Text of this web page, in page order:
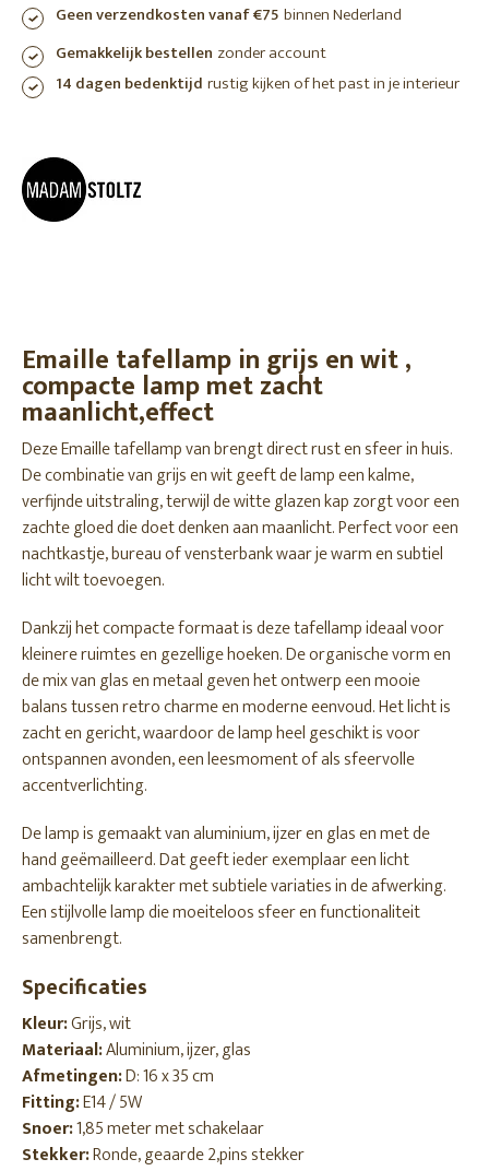
Geen verzendkosten vanaf €75 binnen Nederland
Gemakkelijk bestellen zonder account
14 dagen bedenktijd rustig kijken of het past in je interieur
Emaille tafellamp in grijs en wit ,
compacte lamp met zacht
maanlicht,effect
Deze Emaille tafellamp van brengt direct rust en sfeer in huis.
De combinatie van grijs en wit geeft de lamp een kalme,
verfijnde uitstraling, terwijl de witte glazen kap zorgt voor een
zachte gloed die doet denken aan maanlicht. Perfect voor een
nachtkastje, bureau of vensterbank waar je warm en subtiel
licht wilt toevoegen.
Dankzij het compacte formaat is deze tafellamp ideaal voor
kleinere ruimtes en gezellige hoeken. De organische vorm en
de mix van glas en metaal geven het ontwerp een mooie
balans tussen retro charme en moderne eenvoud. Het licht is
zacht en gericht, waardoor de lamp heel geschikt is voor
ontspannen avonden, een leesmoment of als sfeervolle
accentverlichting.
De lamp is gemaakt van aluminium, ijzer en glas en met de
hand geëmailleerd. Dat geeft ieder exemplaar een licht
ambachtelijk karakter met subtiele variaties in de afwerking.
Een stijlvolle lamp die moeiteloos sfeer en functionaliteit
samenbrengt.
Specificaties
Kleur:Grijs, wit
Materiaal:Aluminium, ijzer, glas
Afmetingen:D: 16 x 35 cm
Fitting:E14 / 5W
Snoer:1,85 meter met schakelaar
Stekker:Ronde, geaarde 2,pins stekker